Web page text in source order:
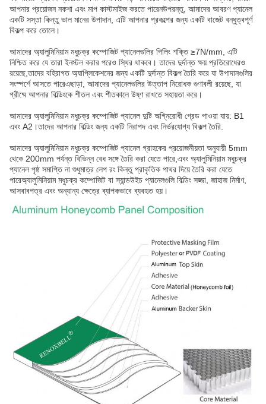
আপনার প্রয়োজন নকশা এবং মাপ কাস্টমাইজ করতে পারেনউপরন্তু, আমাদের আবরণ প্যানেল
একটি সস্তা কিন্তু ভাল মানের উপাদান, এটি আপনার প্রকল্পের জন্য একটি বাজেট বন্ধুত্বপূর্ণ
বিকল্প করে তোলে।
আমাদের অ্যালুমিনিয়াম মধুচক্র কম্পোজিট প্যানেলগুলির পিলিং শক্তি ≥7N/mm, এটি
নিশ্চিত করে যে তারা ইনস্টল করার পরেও স্থির থাকবে। তাদের দুর্দান্ত ক্ষয় প্রতিরোধেরও
রয়েছে,তাদের বহিরাগত অ্যাপ্লিকেশনের জন্য একটি দুর্দান্ত বিকল্প তৈরি করে যা উপাদানগুলির
সংস্পর্শে আসতে পারেএছাড়া, আমাদের প্যানেলগুলির উত্তাপ নিরোধক গুণাবলী রয়েছে, যা
গ্রীষ্মে আপনার বিল্ডিংকে শীতল এবং শীতকালে উষ্ণ রাখতে সহায়তা করে।
আমাদের অ্যালুমিনিয়াম মধুচক্র কম্পোজিট প্যানেল দুটি অগ্নিরোধী গ্রেড পাওয়া যায়: B1
এবং A2।তাদের আপনার বিল্ডিং জন্য একটি নিরাপদ এবং নির্ভরযোগ্য বিকল্প তৈরি.
আমাদের অ্যালুমিনিয়াম মধুচক্র কম্পোজিট প্যানেল গ্রাহকের প্রয়োজনীয়তা অনুযায়ী 5mm
থেকে 200mm পর্যন্ত বিভিন্ন বেধ সঙ্গে তৈরি করা যেতে পারে,এবং অ্যালুমিনিয়াম মধুচক্র
প্যানেল পৃষ্ঠ সমাপ্তি না শুধুমাত্র লেপ রং কিন্তু প্রাকৃতিক পাথর দিয়ে তৈরি করা যেতে
পারেঅ্যালুমিনিয়াম মধুচক্র কম্পোজিট বা স্যান্ডউইচ প্যানেলগুলি বিল্ডিং সজ্জা, জাহাজ নির্মাণ,
আসবাবপত্র এবং অন্যান্য ক্ষেত্রে ব্যাপকভাবে ব্যবহৃত হয়।